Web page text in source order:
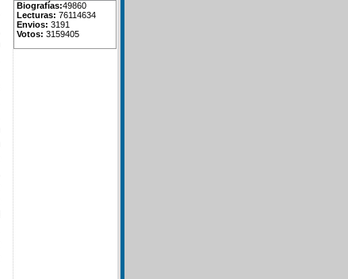
Biografías:49860
Lecturas: 76114634
Envios: 3191
Votos: 3159405